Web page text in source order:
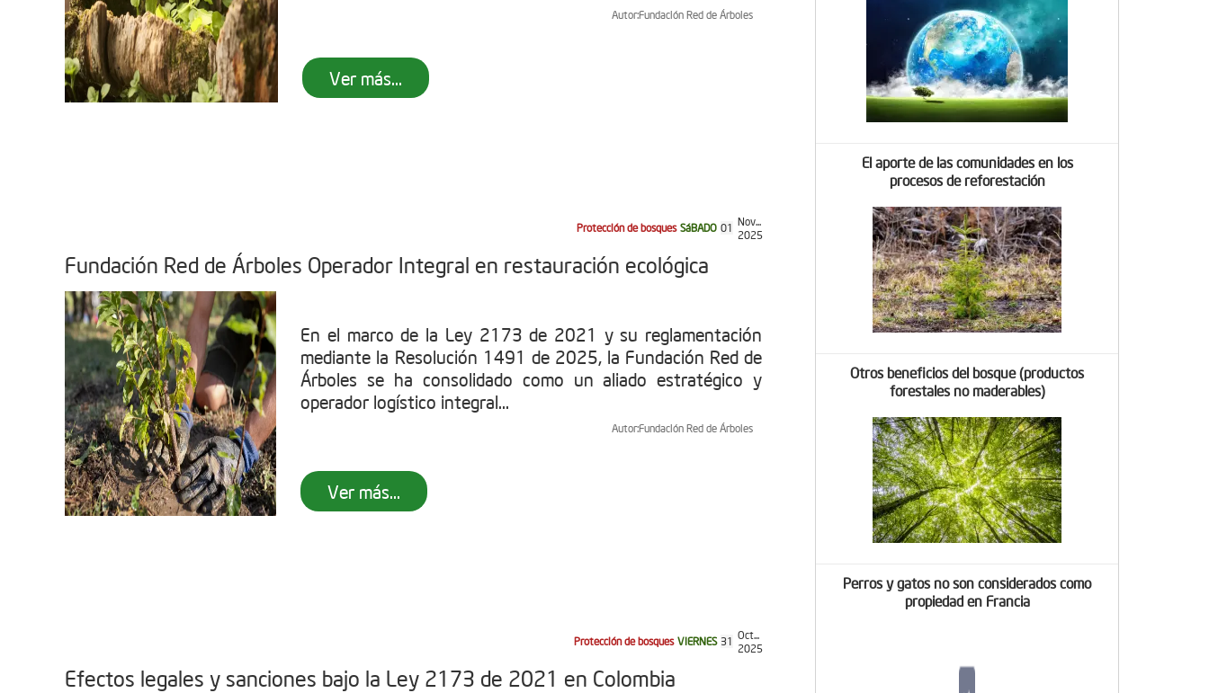
Autor:Fundación Red de Árboles
Ver más...
Protección de bosques SáBADO 01 Nov...
2025
Fundación Red de Árboles Operador Integral en restauración ecológica
En el marco de la Ley 2173 de 2021 y su reglamentación
mediante la Resolución 1491 de 2025, la Fundación Red de
Árboles se ha consolidado como un aliado estratégico y
operador logístico integral...
Autor:Fundación Red de Árboles
Ver más...
Protección de bosques VIERNES 31 Oct...
2025
Efectos legales y sanciones bajo la Ley 2173 de 2021 en Colombia
El aporte de las comunidades en los
procesos de reforestación
Otros beneficios del bosque (productos
forestales no maderables)
Perros y gatos no son considerados como
propiedad en Francia